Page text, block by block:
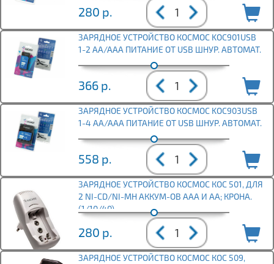
280 р.
ЗАРЯДНОЕ УСТРОЙСТВО КОСМОС KOC901USB
1-2 AA/AAA ПИТАНИЕ ОТ USB ШНУР. АВТОМАТ.
366 р.
ЗАРЯДНОЕ УСТРОЙСТВО КОСМОС KOC903USB
1-4 АА/ААА ПИТАНИЕ ОТ USB ШНУР. АВТОМАТ.
558 р.
ЗАРЯДНОЕ УСТРОЙСТВО КОСМОС КОС 501, ДЛЯ
2 NI-CD/NI-MH АККУМ-ОВ AAA И AA; КРОНА.
(1/10/40)
280 р.
ЗАРЯДНОЕ УСТРОЙСТВО КОСМОС КОС 509,